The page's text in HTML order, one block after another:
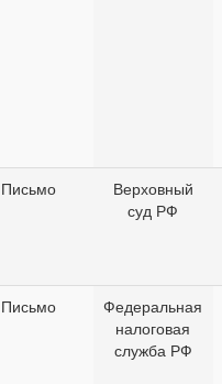
Письмо
Верховный
суд РФ
Письмо
Федеральная
налоговая
служба РФ